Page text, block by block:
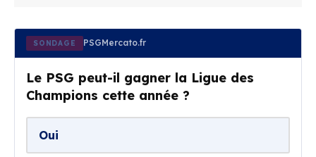
SONDAGE PSGMercato.fr
Le PSG peut-il gagner la Ligue des
Champions cette année ?
Oui